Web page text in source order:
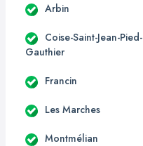
Arbin
Coise-Saint-Jean-Pied-
Gauthier
Francin
Les Marches
Montmélian